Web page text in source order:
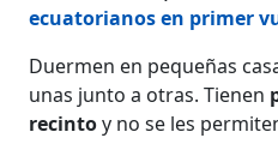
ecuatorianos en primer
Duermen en pequeñas
unas junto a otras. Tienen
recintoy no se les